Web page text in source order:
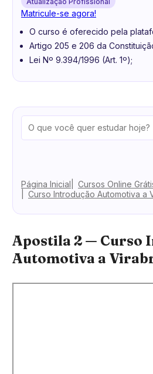
Matricule-se agora!
O curso é oferecido pela
Artigo 205 e 206 da
Lei Nº 9.394/1996 (Art. 1º);
Página Inicial
Cursos Online
Curso Introdução Automotiva a
Apostila 2 — Curso
Automotiva a